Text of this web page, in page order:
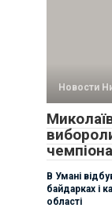
Новости
В Умані
байдарках і
області